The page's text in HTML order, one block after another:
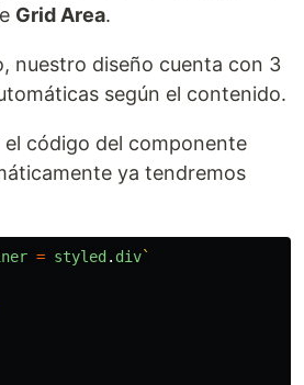
Grid Area.
nuestro diseño cuenta con 3
según el contenido.
el código del componente
ya tendremos
= styled . div`